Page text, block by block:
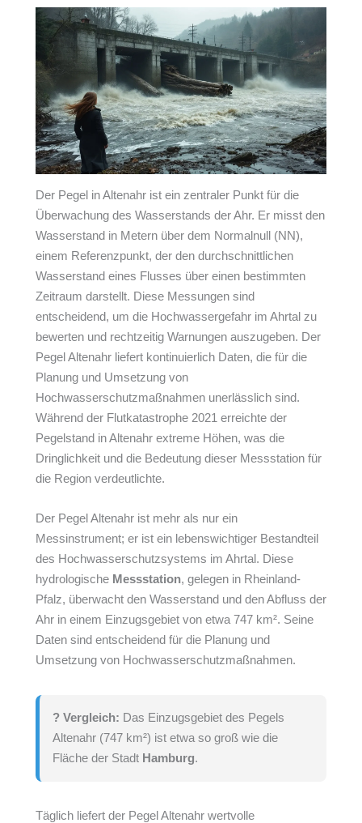
Der Pegel in Altenahr ist ein zentraler Punkt für die
Überwachung des Wasserstands der Ahr. Er misst den
Wasserstand in Metern über dem Normalnull (NN),
einem Referenzpunkt, der den durchschnittlichen
Wasserstand eines Flusses über einen bestimmten
Zeitraum darstellt. Diese Messungen sind
entscheidend, um die Hochwassergefahr im Ahrtal zu
bewerten und rechtzeitig Warnungen auszugeben. Der
Pegel Altenahr liefert kontinuierlich Daten, die für die
Planung und Umsetzung von
Hochwasserschutzmaßnahmen unerlässlich sind.
Während der Flutkatastrophe 2021 erreichte der
Pegelstand in Altenahr extreme Höhen, was die
Dringlichkeit und die Bedeutung dieser Messstation für
die Region verdeutlichte.
Der Pegel Altenahr ist mehr als nur ein
Messinstrument; er ist ein lebenswichtiger Bestandteil
des Hochwasserschutzsystems im Ahrtal. Diese
hydrologische Messstation, gelegen in Rheinland-
Pfalz, überwacht den Wasserstand und den Abfluss der
Ahr in einem Einzugsgebiet von etwa 747 km². Seine
Daten sind entscheidend für die Planung und
Umsetzung von Hochwasserschutzmaßnahmen.
? Vergleich: Das Einzugsgebiet des Pegels
Altenahr (747 km²) ist etwa so groß wie die
Fläche der Stadt Hamburg.
Täglich liefert der Pegel Altenahr wertvolle